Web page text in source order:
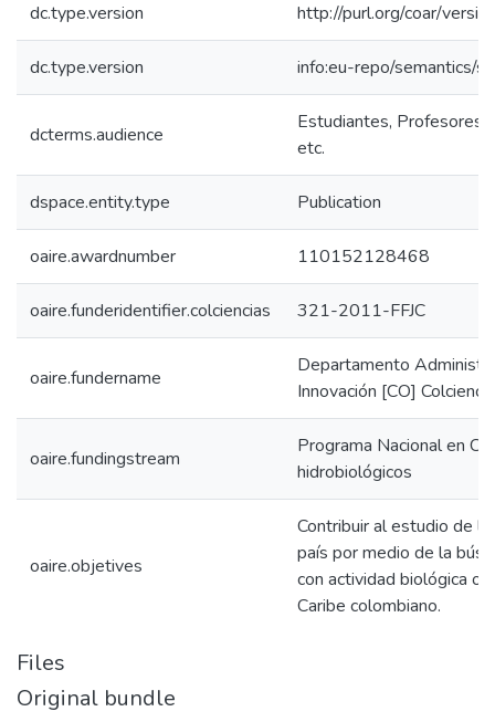
dc.type.version http://purl.org/coar/
dc.type.version info:eu-repo/semantics/
dcterms.audience
Estudiantes, Profesores,
etc.
dspace.entity.type Publication
oaire.awardnumber 110152128468
oaire.funderidentifier.colciencias 321-2011-FFJC
oaire.fundername
Departamento
Innovación [CO]
oaire.fundingstream
Programa Nacional en
hidrobiológicos
oaire.objetives
Contribuir al estudio de
país por medio de la
con actividad biológica
Caribe colombiano.
Files
Original bundle